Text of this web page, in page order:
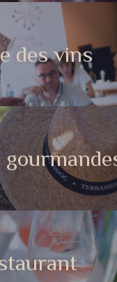
des vins